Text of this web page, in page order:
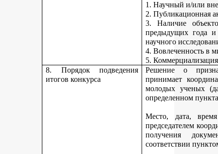
1. Научный и/или
2. Публикационная
3. Наличие
предыдущих года
научного
4. Вовлеченность в
5.
8. Порядок подведения
итогов конкурса
Решение о
принимает
молодых ученых
определенном
Место, дата, время
председателем
получения
соответствии